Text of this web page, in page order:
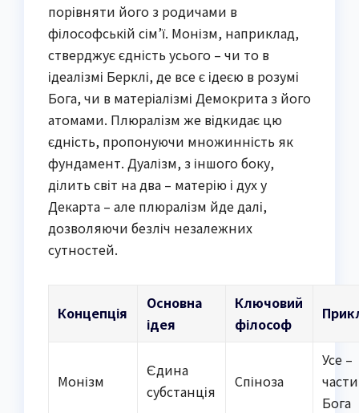
порівняти його з родичами в
філософській сім’ї. Монізм, наприклад,
стверджує єдність усього – чи то в
ідеалізмі Берклі, де все є ідеєю в розумі
Бога, чи в матеріалізмі Демокрита з його
атомами. Плюралізм же відкидає цю
єдність, пропонуючи множинність як
фундамент. Дуалізм, з іншого боку,
ділить світ на два – матерію і дух у
Декарта – але плюралізм йде далі,
дозволяючи безліч незалежних
сутностей.
Концепція
Основна
ідея
Ключовий
філософ
Монізм
Єдина
субстанція
Спіноза
Усе –
Бога